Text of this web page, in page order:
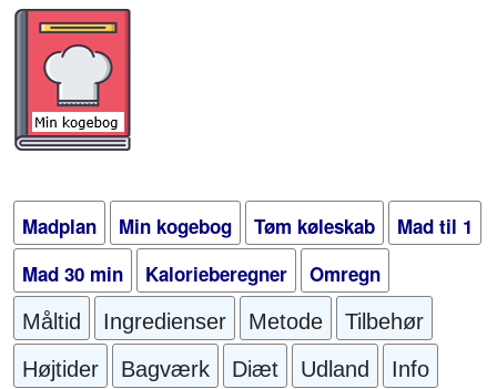
Madplan Min kogebog Tøm køleskab
Mad til 1
Mad 30 min
Kalorieberegner Omregn
Måltid Ingredienser Metode
Tilbehør
Højtider
Bagværk Diæt Udland Info